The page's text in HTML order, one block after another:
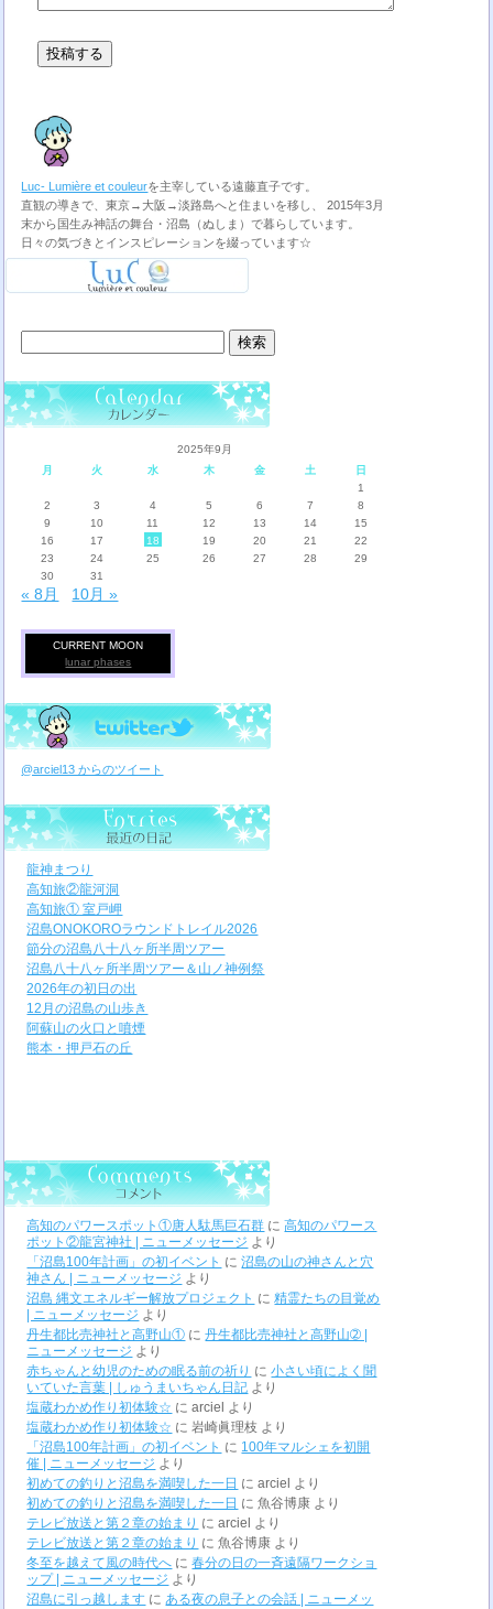
Luc- Lumière et couleurを主宰している遠藤直子です。
直観の導きで、東京→大阪→淡路島へと住まいを移し、 2015年3月
末から国生み神話の舞台・沼島（ぬしま）で暮らしています。
日々の気づきとインスピレーションを綴っています☆
索:
2025年9月
月
火 水 木 金 土
日
1
2
3 4 5 6 7
8
9
10 11 12 13 14
15
16
17 18 19 20 21
22
23
24 25 26 27 28
29
30
31
« 8月 10月 »
CURRENT MOON
lunar phases
@arciel13 からのツイート
龍神まつり
高知旅②龍河洞
高知旅① 室戸岬
沼島ONOKOROラウンドトレイル2026
節分の沼島八十八ヶ所半周ツアー
沼島八十八ヶ所半周ツアー＆山ノ神例祭
2026年の初日の出
12月の沼島の山歩き
阿蘇山の火口と噴煙
熊本・押戸石の丘
高知のパワースポット①唐人駄馬巨石群 に高知のパワース
ポット②龍宮神社 | ニューメッセージ より
「沼島100年計画」の初イベント に沼島の山の神さんと穴
神さん | ニューメッセージ より
沼島 縄文エネルギー解放プロジェクト に精霊たちの目覚め
| ニューメッセージ より
丹生都比売神社と高野山① に丹生都比売神社と高野山➁ |
ニューメッセージ より
赤ちゃんと幼児のための眠る前の祈り に小さい頃によく聞
いていた言葉 | しゅうまいちゃん日記 より
塩蔵わかめ作り初体験☆ にarciel
より
塩蔵わかめ作り初体験☆ に岩崎眞理枝 より
「沼島100年計画」の初イベント に 100年マルシェを初開
催 | ニューメッセージ より
初めての釣りと沼島を満喫した一日 にarciel
より
初めての釣りと沼島を満喫した一日 に魚谷博康 より
テレビ放送と第２章の始まり にarciel
より
テレビ放送と第２章の始まり に魚谷博康 より
冬至を越えて風の時代へ に春分の日の一斉遠隔ワークショ
ップ | ニューメッセージ より
沼島に引っ越します に ある夜の息子との会話 | ニューメッ